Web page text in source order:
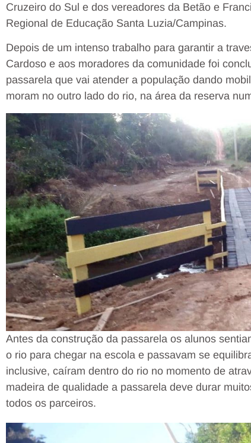
Cruzeiro do Sul e dos vereadores da Betão e
Regional de Educação Santa Luzia/Campinas.
Depois de um intenso trabalho para garantir a
Cardoso e aos moradores da comunidade foi
passarela que vai atender a população dando
moram no outro lado do rio, na área da reserva
Antes da construção da passarela os alunos
o rio para chegar na escola e passavam se
inclusive, caíram dentro do rio no momento de
madeira de qualidade a passarela deve durar
todos os parceiros.